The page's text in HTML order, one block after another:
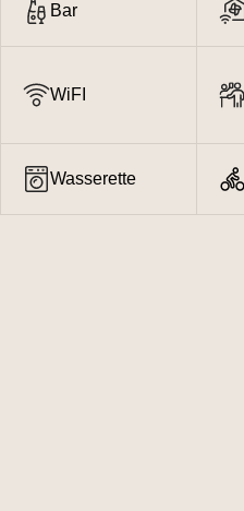
Bar
WiFI
Wasserette